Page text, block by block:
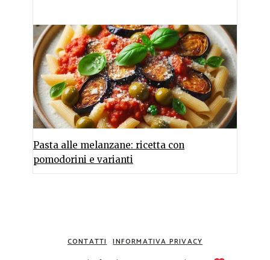
Pasta alle melanzane: ricetta con
pomodorini e varianti
CONTATTI INFORMATIVA PRIVACY